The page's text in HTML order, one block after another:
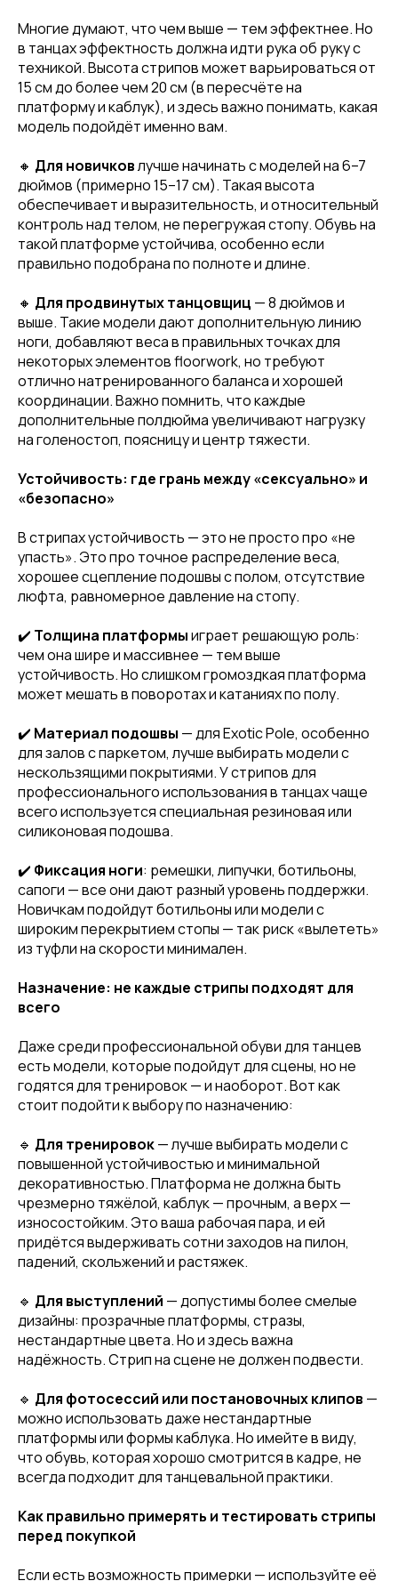
Многие думают, что чем выше — тем эффектнее. Но
в танцах эффектность должна идти рука об руку с
техникой. Высота стрипов может варьироваться от
15 см до более чем 20 см (в пересчёте на
платформу и каблук), и здесь важно понимать, какая
модель подойдёт именно вам.
🔸 Для новичковлучше начинать с моделей на 6–7
дюймов (примерно 15–17 см). Такая высота
обеспечивает и выразительность, и относительный
контроль над телом, не перегружая стопу. Обувь на
такой платформе устойчива, особенно если
правильно подобрана по полноте и длине.
🔸 Для продвинутых танцовщиц — 8 дюймов и
выше. Такие модели дают дополнительную линию
ноги, добавляют веса в правильных точках для
некоторых элементов floorwork, но требуют
отлично натренированного баланса и хорошей
координации. Важно помнить, что каждые
дополнительные полдюйма увеличивают нагрузку
на голеностоп, поясницу и центр тяжести.
Устойчивость: где грань между «сексуально» и
«безопасно»
В стрипах устойчивость — это не просто про «не
упасть». Это про точное распределение веса,
хорошее сцепление подошвы с полом, отсутствие
люфта, равномерное давление на стопу.
✔️ Толщина платформыиграет решающую роль:
чем она шире и массивнее — тем выше
устойчивость. Но слишком громоздкая платформа
может мешать в поворотах и катаниях по полу.
✔️ Материал подошвы — для Exotic Pole, особенно
для залов с паркетом, лучше выбирать модели с
нескользящими покрытиями. У стрипов для
профессионального использования в танцах чаще
всего используется специальная резиновая или
силиконовая подошва.
✔️ Фиксация ноги: ремешки, липучки, ботильоны,
сапоги — все они дают разный уровень поддержки.
Новичкам подойдут ботильоны или модели с
широким перекрытием стопы — так риск «вылететь»
из туфли на скорости минимален.
Назначение: не каждые стрипы подходят для
всего
Даже среди профессиональной обуви для танцев
есть модели, которые подойдут для сцены, но не
годятся для тренировок — и наоборот. Вот как
стоит подойти к выбору по назначению:
🔹 Для тренировок— лучше выбирать модели с
повышенной устойчивостью и минимальной
декоративностью. Платформа не должна быть
чрезмерно тяжёлой, каблук — прочным, а верх —
износостойким. Это ваша рабочая пара, и ей
придётся выдерживать сотни заходов на пилон,
падений, скольжений и растяжек.
🔹 Для выступлений — допустимы более смелые
дизайны: прозрачные платформы, стразы,
нестандартные цвета. Но и здесь важна
надёжность. Стрип на сцене не должен подвести.
🔹 Для фотосессий или постановочных клипов —
можно использовать даже нестандартные
платформы или формы каблука. Но имейте в виду,
что обувь, которая хорошо смотрится в кадре, не
всегда подходит для танцевальной практики.
Как правильно примерять и тестировать стрипы
перед покупкой
Если есть возможность примерки — используйте её